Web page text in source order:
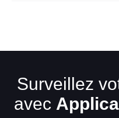
Surveillez
avec